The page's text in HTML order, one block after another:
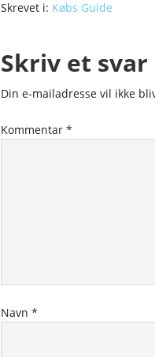
Skrevet i: Købs Guide
Skriv et svar
Din e-mailadresse vil ikke
Kommentar *
Navn *